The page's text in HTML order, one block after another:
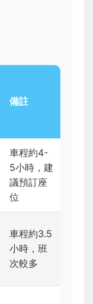
備註
車程約4-
5小時，建
議預訂座
位
車程約3.5
小時，班
次較多